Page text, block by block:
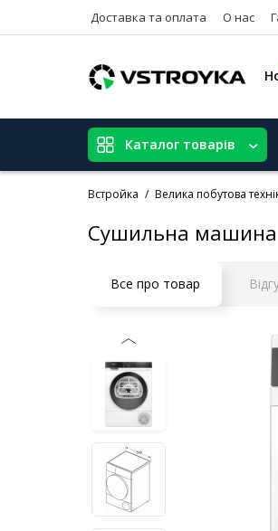
Доставка та оплата О нас
Каталог товарів
Встройка Велика побутова
Сушильна машина
Все про товар